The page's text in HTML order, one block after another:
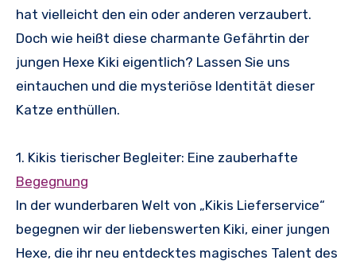
hat vielleicht den ein oder anderen verzaubert.
Doch wie heißt diese charmante Gefährtin der
jungen Hexe Kiki eigentlich? Lassen Sie uns
eintauchen und die mysteriöse Identität dieser
Katze enthüllen.
1. Kikis tierischer Begleiter: Eine zauberhafte
Begegnung
In der wunderbaren Welt von „Kikis Lieferservice“
begegnen wir der liebenswerten Kiki, einer jungen
Hexe, die ihr neu entdecktes magisches Talent des